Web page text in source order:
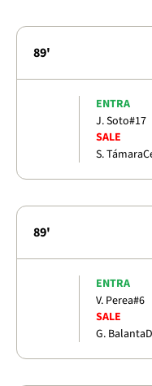
89'
ENTRA
J. Soto#17
SALE
S. Támara
89'
ENTRA
V. Perea#6
SALE
G. Balanta